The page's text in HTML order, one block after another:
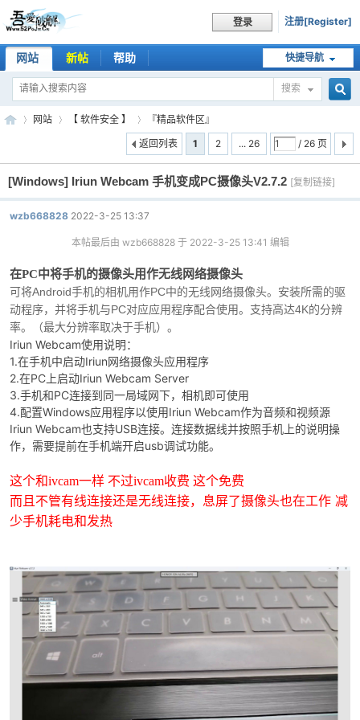
登录 注册[Register]
快捷导航
网站 新帖 帮助
搜索
索
吾
爱
破
»
网站
›
【 软件安全 】
›
『精品软件区』
1
2 ... 26 / 26 页
返回列表
[Windows] Iriun Webcam 手机变成PC摄像头V2.7.2 [复制链接]
wzb668828 2022-3-25 13:37
本帖最后由 wzb668828 于 2022-3-25 13:41 编辑
在PC中将手机的摄像头用作无线网络摄像头
可将Android手机的相机用作PC中的无线网络摄像头。安装所需的驱
动程序，并将手机与PC对应应用程序配合使用。支持高达4K的分辨
率。（最大分辨率取决于手机）。
Iriun Webcam使用说明：
1.在手机中启动Iriun网络摄像头应用程序
2.在PC上启动Iriun Webcam Server
3.手机和PC连接到同一局域网下，相机即可使用
4.配置Windows应用程序以使用Iriun Webcam作为音频和视频源
Iriun Webcam也支持USB连接。连接数据线并按照手机上的说明操
作，需要提前在手机端开启usb调试功能。
这个和ivcam一样 不过ivcam收费 这个免费
而且不管有线连接还是无线连接，息屏了摄像头也在工作 减
少手机耗电和发热